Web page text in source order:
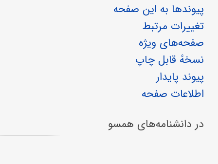
پیوندها به این صفحه
تغییرات مرتبط
صفحه‌های ویژه
نسخهٔ قابل چاپ
پیوند پایدار
اطلاعات صفحه
در دانشنامه‌های همسو